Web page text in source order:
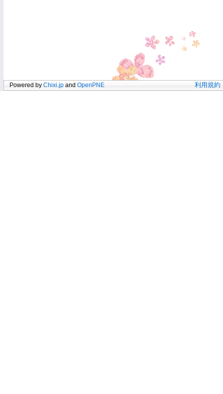
Powered by Chixi.jp and OpenPNE 利用規約